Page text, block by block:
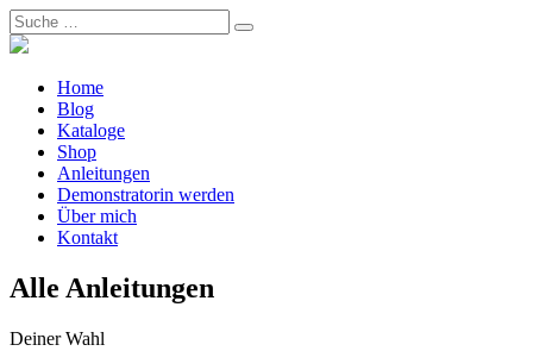
Home
Blog
Kataloge
Shop
Anleitungen
Demonstratorin werden
Über mich
Kontakt
Alle Anleitungen
Deiner Wahl